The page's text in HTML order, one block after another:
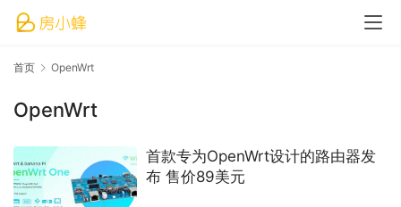
首页 OpenWrt
OpenWrt
首款专为OpenWrt设计的路由器发
布 售价89美元